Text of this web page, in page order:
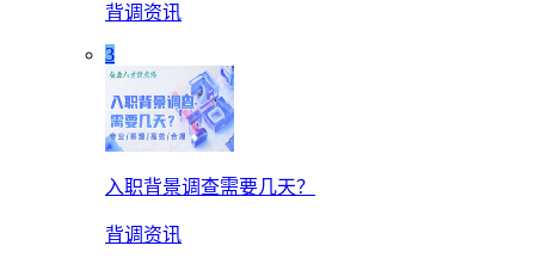
背调资讯
3
入职背景调查需要几天？
背调资讯